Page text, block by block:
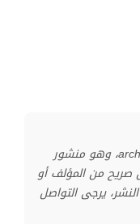
تم جلب هذا الكتاب من موقع archive.org، وهو منشور
صريح من المؤلف أو
يرجى التواصل